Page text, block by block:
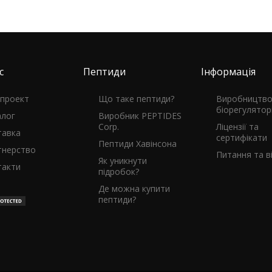
Пептиди
Що таке пептиди?
Виробник PEPTIDES
Corp.
Пептиди Хавінсона
Як уникнути
підробок?
Де можна купити
пептиди?
Інформація
Виробництво
Ліцензії та
сертифікати
Питання та